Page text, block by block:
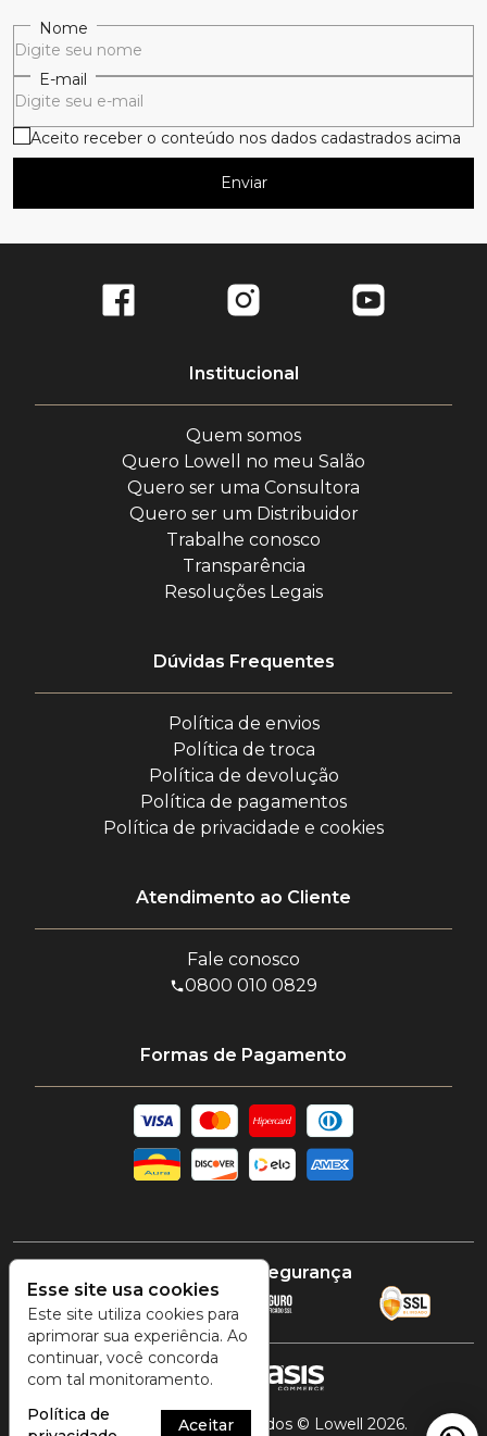
Nome
E-mail
Aceito receber o conteúdo nos dados cadastrados acima
Enviar
Esse site usa cookies
Este site utiliza cookies para
aprimorar sua experiência. Ao
continuar, você concorda
com tal monitoramento.
Política de
Aceitar
Institucional
Quem somos
Quero Lowell no meu Salão
Quero ser uma Consultora
Quero ser um Distribuidor
Trabalhe conosco
Transparência
Resoluções Legais
Dúvidas Frequentes
Política de envios
Política de troca
Política de devolução
Política de pagamentos
Política de privacidade e cookies
Atendimento ao Cliente
Fale conosco
0800 010 0829
Formas de Pagamento
Todos os direitos reservados © Lowell 2026.
Certificado e segurança